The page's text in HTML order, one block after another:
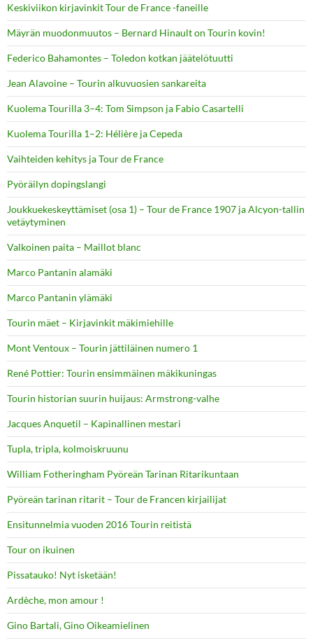
Keskiviikon kirjavinkit Tour de France -faneille
Mäyrän muodonmuutos – Bernard Hinault on Tourin kovin!
Federico Bahamontes – Toledon kotkan jäätelötuutti
Jean Alavoine – Tourin alkuvuosien sankareita
Kuolema Tourilla 3–4: Tom Simpson ja Fabio Casartelli
Kuolema Tourilla 1–2: Hélière ja Cepeda
Vaihteiden kehitys ja Tour de France
Pyöräilyn dopingslangi
Joukkuekeskeyttämiset (osa 1) – Tour de France 1907 ja Alcyon-tallin
vetäytyminen
Valkoinen paita – Maillot blanc
Marco Pantanin alamäki
Marco Pantanin ylämäki
Tourin mäet – Kirjavinkit mäkimiehille
Mont Ventoux – Tourin jättiläinen numero 1
René Pottier: Tourin ensimmäinen mäkikuningas
Tourin historian suurin huijaus: Armstrong-valhe
Jacques Anquetil – Kapinallinen mestari
Tupla, tripla, kolmoiskruunu
William Fotheringham Pyöreän Tarinan Ritarikuntaan
Pyöreän tarinan ritarit – Tour de Francen kirjailijat
Ensitunnelmia vuoden 2016 Tourin reitistä
Tour on ikuinen
Pissatauko! Nyt isketään!
Ardèche, mon amour !
Gino Bartali, Gino Oikeamielinen